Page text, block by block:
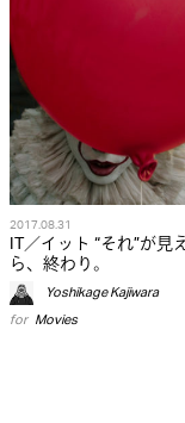
2017.08.31
IT／イット “それ”が見
ら、終わり。
Yoshikage Kajiwara
for Movies